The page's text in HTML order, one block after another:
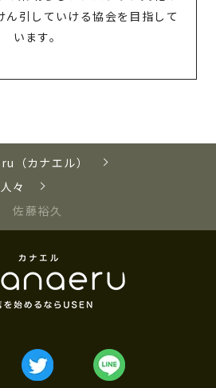
ん引していける協会を目指して
います。
（カナエル）
々
佐藤裕久